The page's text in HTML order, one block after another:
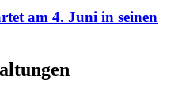
am 4. Juni in seinen